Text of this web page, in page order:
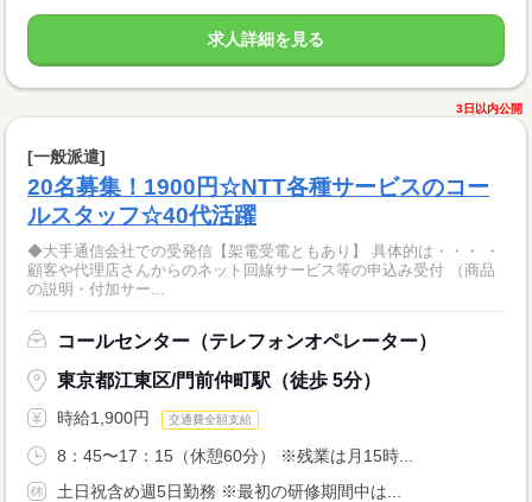
求人詳細を見る
3日以内公開
[一般派遣]
20名募集！1900円☆NTT各種サービスのコー
ルスタッフ☆40代活躍
◆大手通信会社での受発信【架電受電ともあり】 具体的は・・・ ・
顧客や代理店さんからのネット回線サービス等の申込み受付 （商品
の説明・付加サー...
コールセンター（テレフォンオペレーター）
東京都江東区/門前仲町駅（徒歩 5分）
時給1,900円 交通費全額支給
8：45〜17：15（休憩60分） ※残業は月15時...
土日祝含め週5日勤務 ※最初の研修期間中は...